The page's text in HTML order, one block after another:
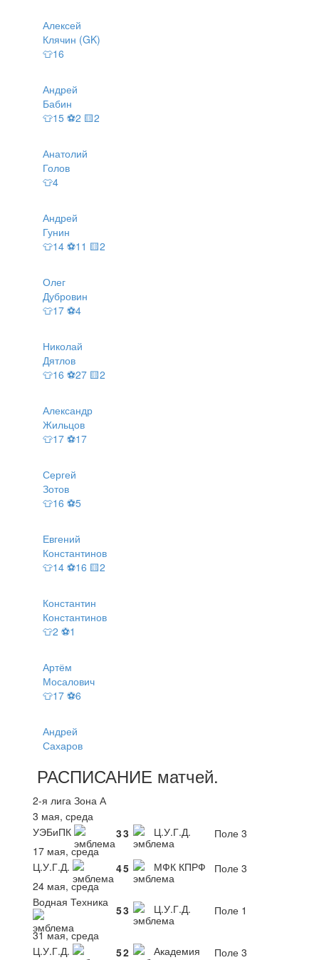
Алексей
Клячин (GK)
👕16
Андрей
Бабин
👕15 ⚽2 🟨2
Анатолий
Голов
👕4
Андрей
Гунин
👕14 ⚽11 🟨2
Олег
Дубровин
👕17 ⚽4
Николай
Дятлов
👕16 ⚽27 🟨2
Александр
Жильцов
👕17 ⚽17
Сергей
Зотов
👕16 ⚽5
Евгений
Константинов
👕14 ⚽16 🟨2
Константин
Константинов
👕2 ⚽1
Артём
Мосалович
👕17 ⚽6
Андрей
Сахаров
РАСПИСАНИЕ матчей.
2-я лига Зона А
3 мая, среда
УЭБиПК
33 Ц.У.Г.Д.
Поле 3
17 мая, среда
Ц.У.Г.Д.
45 МФК КПРФ
Поле 3
24 мая, среда
Водная Техника
53 Ц.У.Г.Д.
Поле 1
31 мая, среда
Ц.У.Г.Д.
52 Академия
Поле 3